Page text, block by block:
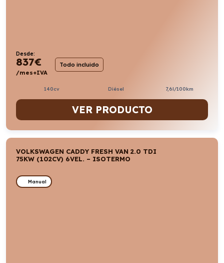
Desde:
837€
/mes+IVA
Todo incluido
140cv Diésel 7,6l/100km
VER PRODUCTO
VOLKSWAGEN CADDY FRESH VAN 2.0 TDI
75KW (102CV) 6VEL. – ISOTERMO
Manual